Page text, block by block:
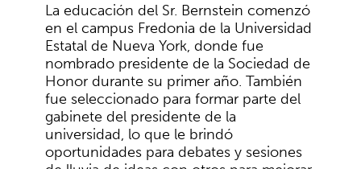
La educación del Sr. Bernstein comenzó
en el campus Fredonia de la Universidad
Estatal de Nueva York, donde fue
nombrado presidente de la Sociedad de
Honor durante su primer año. También
fue seleccionado para formar parte del
gabinete del presidente de la
universidad, lo que le brindó
oportunidades para debates y sesiones